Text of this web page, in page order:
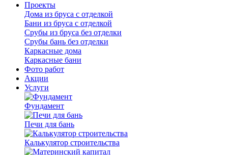
Проекты
Дома из бруса с отделкой
Бани из бруса с отделкой
Срубы из бруса без отделки
Срубы бань без отделки
Каркасные дома
Каркасные бани
Фото работ
Акции
Услуги
Фундамент
Печи для бань
Калькулятор строительства